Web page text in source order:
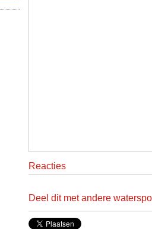
Reacties
Deel dit met andere